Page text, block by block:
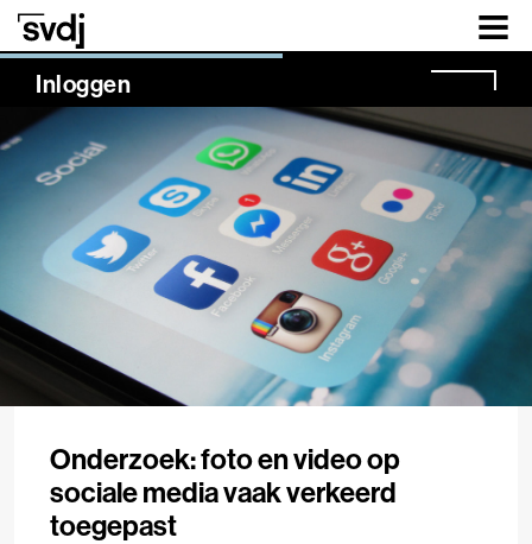
Naar hoofdinhoud
Inloggen
NaN%
Onderzoek: foto en video op
sociale media vaak verkeerd
toegepast